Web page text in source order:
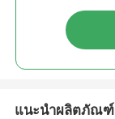
แนะนำผลิตภัณฑ์